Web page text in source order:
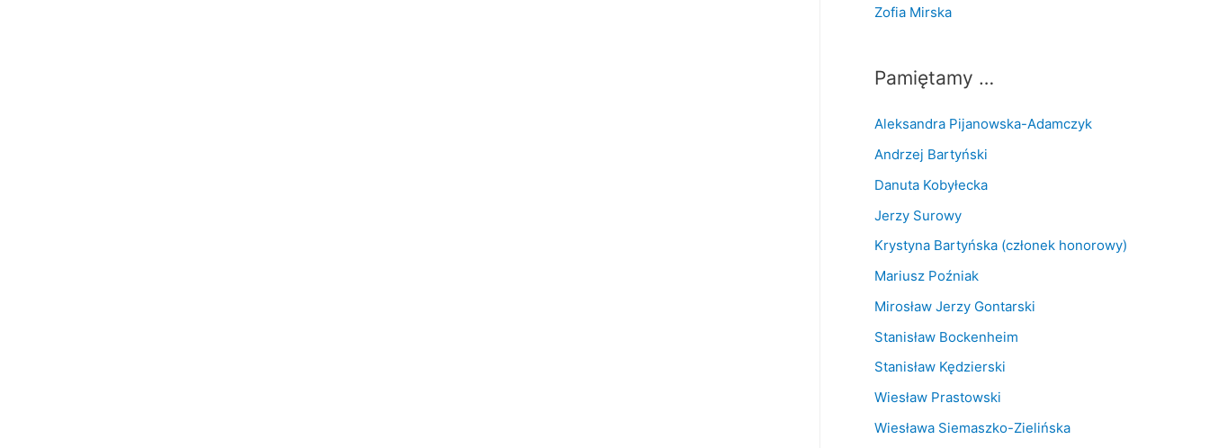
Zofia Mirska
Pamiętamy …
Aleksandra Pijanowska-Adamczyk
Andrzej Bartyński
Danuta Kobyłecka
Jerzy Surowy
Krystyna Bartyńska (członek honorowy)
Mariusz Poźniak
Mirosław Jerzy Gontarski
Stanisław Bockenheim
Stanisław Kędzierski
Wiesław Prastowski
Wiesława Siemaszko-Zielińska